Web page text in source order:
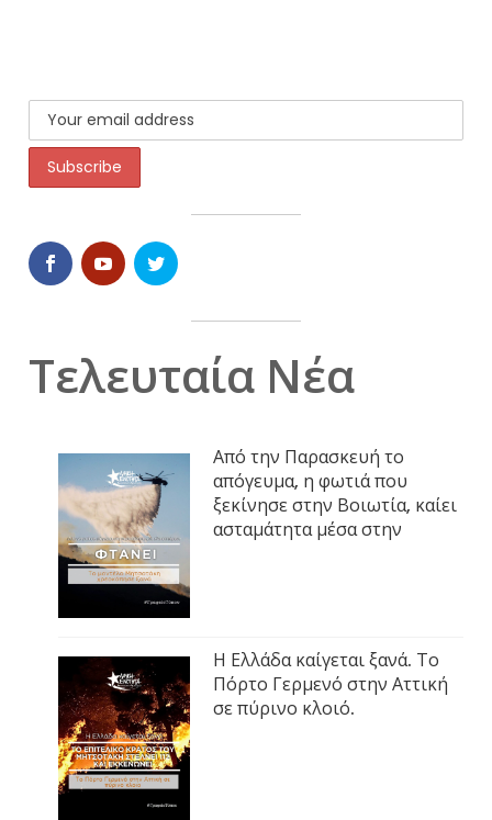
Τελευταία Νέα
Από την Παρασκευή το
απόγευμα, η φωτιά που
ξεκίνησε στην Βοιωτία, καίει
ασταμάτητα μέσα στην
Η Ελλάδα καίγεται ξανά. Το
Πόρτο Γερμενό στην Αττική
σε πύρινο κλοιό.